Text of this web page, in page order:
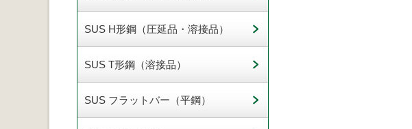
SUS H形鋼（圧延品・溶接品）
SUS T形鋼（溶接品）
SUS フラットバー（平鋼）